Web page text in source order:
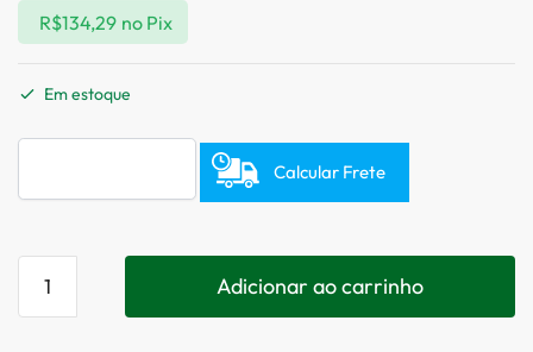
R$134,29 no Pix
Em estoque
Calcular Frete
Adicionar ao carrinho